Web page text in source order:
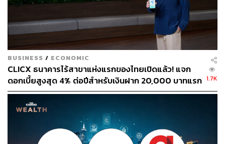
ในปี 2022 สินเชื่อของ First Republic มากกว่าครึ่งหนึ่ง
เป็นการจำนองที่อยู่อาศัยโดยมีอัตราดอกเบี้ยเฉลี่ย 2.89% ซึ่ง
ในขณะที่อัตราดอกเบี้ยเพิ่มขึ้น ธนาคารก็ประสบปัญหาการ
รักษาความสามารถในการทำกำไร
นอกจากนี้ธนาคารไม่ได้กระจายผลิตภัณฑ์สินเชื่อของตน ซึ่ง
หมายความว่า ไม่ได้เสนอสินเชื่อประเภทอื่น เช่น บัตรเครดิต
หรือสินเชื่อรถยนต์ การขาดความหลากหลายในบริการของ
พวกเขาทำให้ธนาคารมีความเสี่ยง เนื่องจากไม่มีแหล่งราย
ได้หลายแหล่งมากพอที่จะถอยมาตั้งหลักเมื่อธุรกิจหลักเผชิญ
กับความท้าทาย
BUSINESS / ECONOMIC
CLICX ธนาคารไร้สาขาแห่งแรกของไทยเปิดแล้ว! แจก
ดอกเบี้ยสูงสุด 4% ต่อปีสำหรับเงินฝาก 20,000 บาทแรก
ดูเงื่อนไขที่นี่
1.7K